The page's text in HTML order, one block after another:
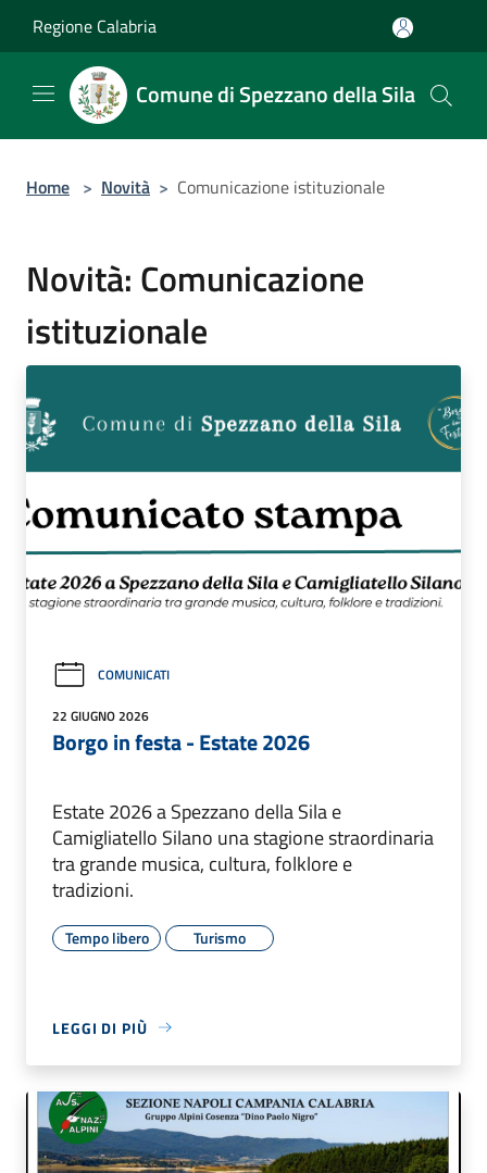
Regione Calabria
Comune di Spezzano della Sila
Home > Novità > Comunicazione istituzionale
Novità: Comunicazione
istituzionale
COMUNICATI
22 GIUGNO 2026
Borgo in festa - Estate 2026
Estate 2026 a Spezzano della Sila e
Camigliatello Silano una stagione straordinaria
tra grande musica, cultura, folklore e
tradizioni.
Tempo libero Turismo
LEGGI DI PIÙ